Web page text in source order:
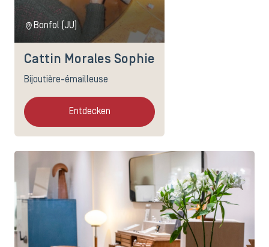
Bonfol (JU)
Cattin Morales Sophie
Bijoutière-émailleuse
Entdecken